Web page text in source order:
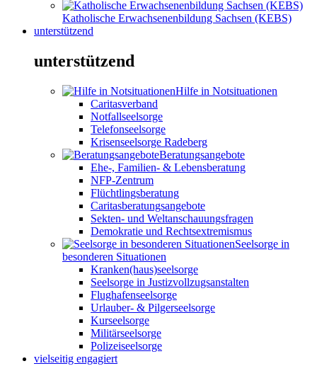
Katholische Erwachsenenbildung Sachsen (KEBS)
unterstützend
unterstützend
Hilfe in Notsituationen
Caritasverband
Notfallseelsorge
Telefonseelsorge
Krisenseelsorge Radeberg
Beratungsangebote
Ehe-, Familien- & Lebensberatung
NFP-Zentrum
Flüchtlingsberatung
Caritasberatungsangebote
Sekten- und Weltanschauungsfragen
Demokratie und Rechtsextremismus
Seelsorge in
besonderen Situationen
Kranken(haus)seelsorge
Seelsorge in Justizvollzugsanstalten
Flughafenseelsorge
Urlauber- & Pilgerseelsorge
Kurseelsorge
Militärseelsorge
Polizeiseelsorge
vielseitig engagiert